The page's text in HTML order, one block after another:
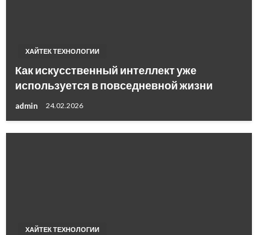
ХАЙТЕК ТЕХНОЛОГИИ
Как искусственный интеллект уже
используется в повседневной жизни
admin 24.02.2026
ХАЙТЕК ТЕХНОЛОГИИ